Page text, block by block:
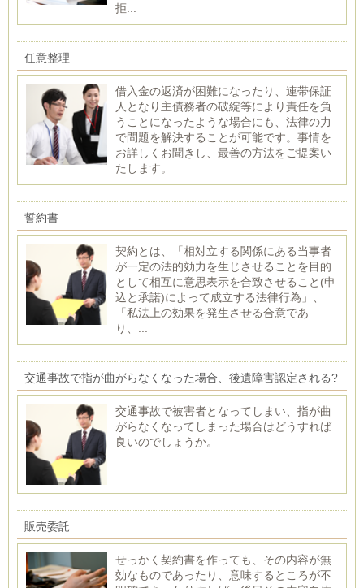
拒...
任意整理
借入金の返済が困難になったり、連帯保証
人となり主債務者の破綻等により責任を負
うことになったような場合にも、法律の力
で問題を解決することが可能です。事情を
お詳しくお聞きし、最善の方法をご提案い
たします。
誓約書
契約とは、「相対立する関係にある当事者
が一定の法的効力を生じさせることを目的
として相互に意思表示を合致させること(申
込と承諾)によって成立する法律行為」、
「私法上の効果を発生させる合意であ
り、...
交通事故で指が曲がらなくなった場合、後遺障害認定される?
交通事故で被害者となってしまい、指が曲
がらなくなってしまった場合はどうすれば
良いのでしょうか。
販売委託
せっかく契約書を作っても、その内容が無
効なものであったり、意味するところが不